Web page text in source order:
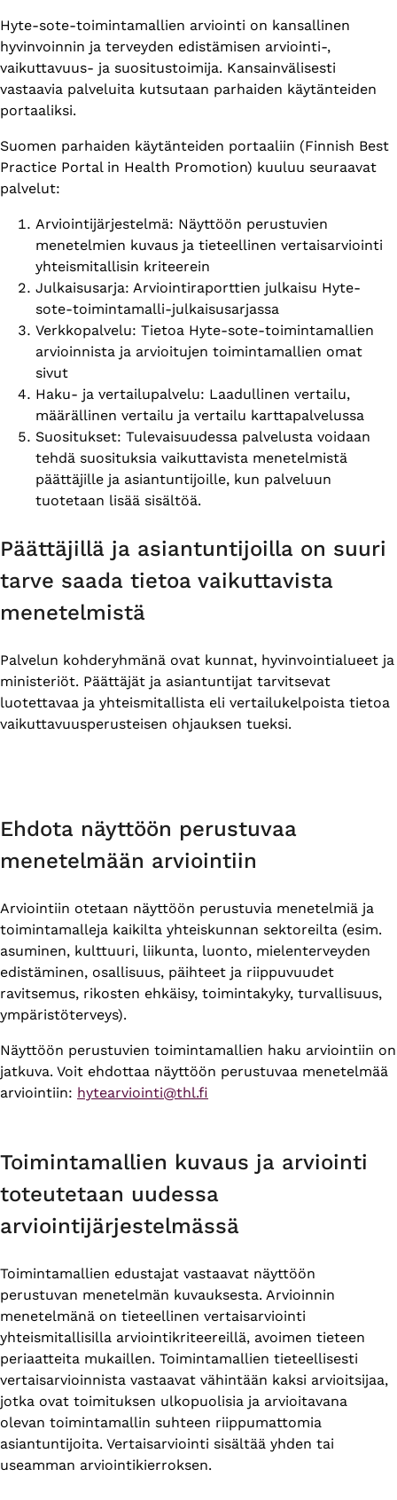
Hyte-sote-toimintamallien arviointi on kansallinen
hyvinvoinnin ja terveyden edistämisen arviointi-,
vaikuttavuus- ja suositustoimija. Kansainvälisesti
vastaavia palveluita kutsutaan parhaiden käytänteiden
portaaliksi.
Suomen parhaiden käytänteiden portaaliin (Finnish Best
Practice Portal in Health Promotion) kuuluu seuraavat
palvelut:
Arviointijärjestelmä: Näyttöön perustuvien
menetelmien kuvaus ja tieteellinen vertaisarviointi
yhteismitallisin kriteerein
Julkaisusarja: Arviointiraporttien julkaisu Hyte-
sote-toimintamalli-julkaisusarjassa
Verkkopalvelu: Tietoa Hyte-sote-toimintamallien
arvioinnista ja arvioitujen toimintamallien omat
sivut
Haku- ja vertailupalvelu: Laadullinen vertailu,
määrällinen vertailu ja vertailu karttapalvelussa
Suositukset: Tulevaisuudessa palvelusta voidaan
tehdä suosituksia vaikuttavista menetelmistä
päättäjille ja asiantuntijoille, kun palveluun
tuotetaan lisää sisältöä.
Päättäjillä ja asiantuntijoilla on suuri
tarve saada tietoa vaikuttavista
menetelmistä
Palvelun kohderyhmänä ovat kunnat, hyvinvointialueet ja
ministeriöt. Päättäjät ja asiantuntijat tarvitsevat
luotettavaa ja yhteismitallista eli vertailukelpoista tietoa
vaikuttavuusperusteisen ohjauksen tueksi.
Ehdota näyttöön perustuvaa
menetelmään arviointiin
Arviointiin otetaan näyttöön perustuvia menetelmiä ja
toimintamalleja kaikilta yhteiskunnan sektoreilta (esim.
asuminen, kulttuuri, liikunta, luonto, mielenterveyden
edistäminen, osallisuus, päihteet ja riippuvuudet
ravitsemus, rikosten ehkäisy, toimintakyky, turvallisuus,
ympäristöterveys).
Näyttöön perustuvien toimintamallien haku arviointiin on
jatkuva. Voit ehdottaa näyttöön perustuvaa menetelmää
arviointiin: hytearviointi@thl.fi
Toimintamallien kuvaus ja arviointi
toteutetaan uudessa
arviointijärjestelmässä
Toimintamallien edustajat vastaavat näyttöön
perustuvan menetelmän kuvauksesta. Arvioinnin
menetelmänä on tieteellinen vertaisarviointi
yhteismitallisilla arviointikriteereillä, avoimen tieteen
periaatteita mukaillen. Toimintamallien tieteellisesti
vertaisarvioinnista vastaavat vähintään kaksi arvioitsijaa,
jotka ovat toimituksen ulkopuolisia ja arvioitavana
olevan toimintamallin suhteen riippumattomia
asiantuntijoita. Vertaisarviointi sisältää yhden tai
useamman arviointikierroksen.